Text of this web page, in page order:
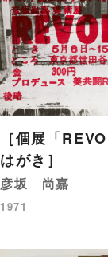
［個展「
はがき］
彦坂 尚嘉
1971